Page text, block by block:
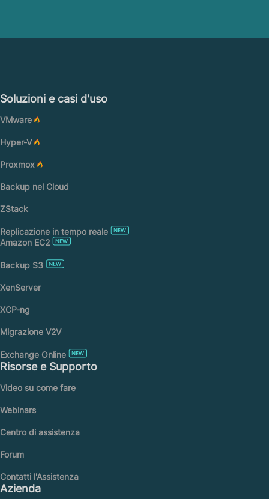
Soluzioni e casi d'uso
VMware
Hyper-V
Proxmox
Backup nel Cloud
ZStack
Replicazione in tempo reale
Amazon EC2
Backup S3
XenServer
XCP-ng
Migrazione V2V
Exchange Online
Risorse e Supporto
Video su come fare
Webinars
Centro di assistenza
Forum
Contatti l'Assistenza
Azienda